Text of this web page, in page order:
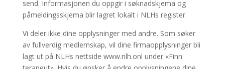
send. Informasjonen du oppgir i søknadskjema og
påmeldingsskjema blir lagret lokalt i NLHs register.
Vi deler ikke dine opplysninger med andre. Som søker
av fullverdig medlemskap, vil dine firmaopplysninger bli
lagt ut på NLHs nettside www.nlh.onl under «Finn